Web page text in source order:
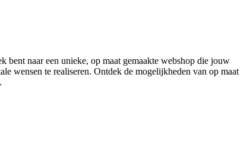
naar een unieke, op maat gemaakte webshop die jouw
wensen te realiseren. Ontdek de mogelijkheden van op maat